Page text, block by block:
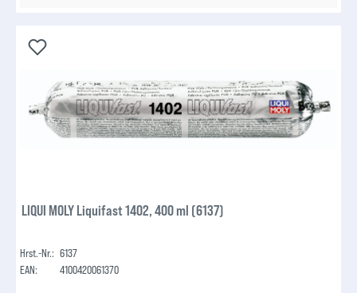
LIQUI MOLY Liquifast 1402, 400 ml (6137)
Hrst.-Nr.: 6137
EAN:
4100420061370